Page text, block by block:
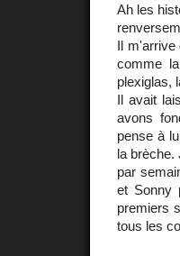
Ah les
Il m'arrive
comme
plexiglas,
Il avait
avons
pense à
la brèche.
par
et Sonny
premiers
tous les